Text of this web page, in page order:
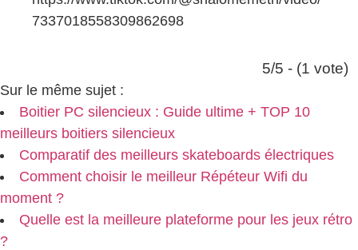
7337018558309862698
5/5 - (1 vote)
Sur le même sujet :
Boitier PC silencieux : Guide ultime + TOP 10
meilleurs boitiers silencieux
Comparatif des meilleurs skateboards électriques
Comment choisir le meilleur Répéteur Wifi du
moment ?
Quelle est la meilleure plateforme pour les jeux rétro
?